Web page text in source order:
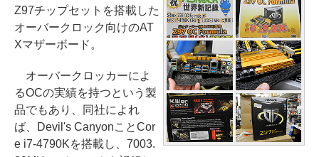
Z97チップセットを搭載した
オーバークロック向けのAT
Xマザーボード。
オーバークロッカーによ
るOCの実績を持つという製
品でもあり、同社によれ
ば、Devil's CanyonことCor
e i7-4790Kを搭載し、7003.